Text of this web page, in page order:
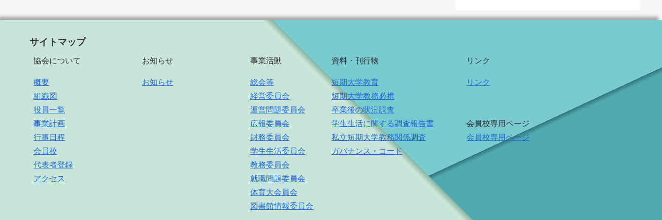
サイトマップ
協会について お知らせ 事業活動 資料・刊行物 リンク
概要
組織図
役員一覧
事業計画
行事日程
会員校
代表者登録
アクセス
お知らせ
総会等
経営委員会
運営問題委員会
広報委員会
財務委員会
学生生活委員会
教務委員会
就職問題委員会
体育大会員会
図書館情報委員会
短期大学教育
短期大学教務必携
卒業後の状況調査
学生生活に関する調査報告書
私立短期大学教務関係調査
ガバナンス・コード
リンク
会員校専用ページ
会員校専用ページ